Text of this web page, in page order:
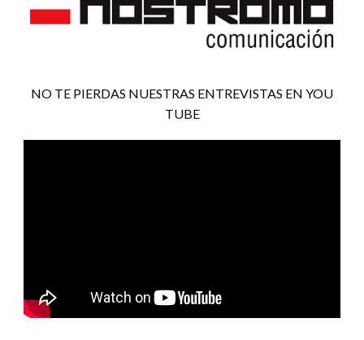
NO TE PIERDAS NUESTRAS ENTREVISTAS EN YOU
TUBE